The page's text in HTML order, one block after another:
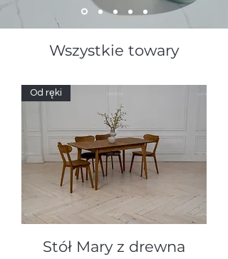
Wszystkie towary
Od ręki
Stół Mary z drewna